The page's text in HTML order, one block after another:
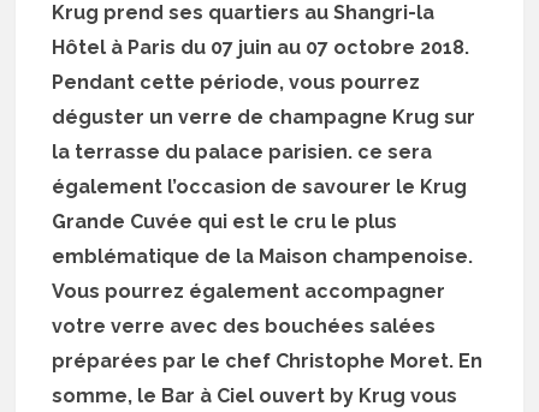
Krug prend ses quartiers au Shangri-la
Hôtel à Paris du 07 juin au 07 octobre 2018.
Pendant cette période, vous pourrez
déguster un verre de champagne Krug sur
la terrasse du palace parisien. ce sera
également l’occasion de savourer le Krug
Grande Cuvée qui est le cru le plus
emblématique de la Maison champenoise.
Vous pourrez également accompagner
votre verre avec des bouchées salées
préparées par le chef Christophe Moret. En
somme, le Bar à Ciel ouvert by Krug vous